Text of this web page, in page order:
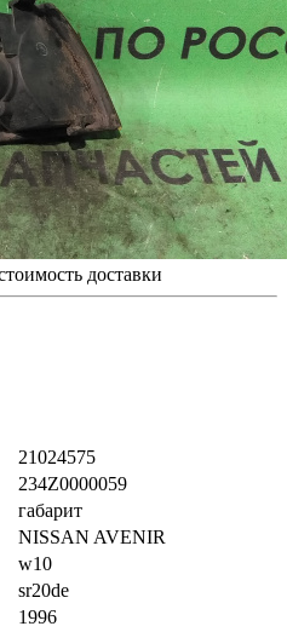
доставки
21024575
234Z0000059
габарит
NISSAN AVENIR
w10
sr20de
1996